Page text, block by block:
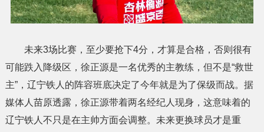
未来3场比赛，至少要抢下4分，才算是合格，否则很有
可能跌入降级区，徐正源是一名优秀的主教练，但不是“救世
主”，辽宁铁人的阵容班底决定了今年就是为了保级而战。据
媒体人苗原透露，徐正源带着两名经纪人现身，这意味着的
辽宁铁人不只是在主帅方面会调整。未来更换球员才是重